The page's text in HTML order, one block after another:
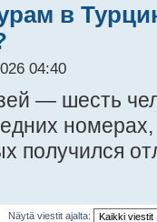
в
04:40
— шесть
получился
Näytä viestit ajalta: